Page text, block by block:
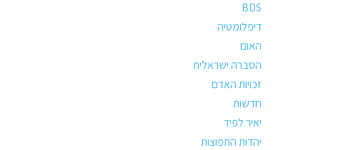
BDS
דיפלומטיה
האום
הסברה ישראלית
זכויות האדם
חדשות
יאיר לפיד
יהדות התפוצות